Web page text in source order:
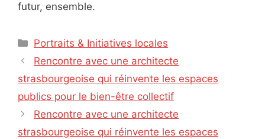
futur, ensemble.
Catégories
Portraits & Initiatives locales
Rencontre avec une architecte
strasbourgeoise qui réinvente les espaces
publics pour le bien-être collectif
Rencontre avec une architecte
strasbourgeoise qui réinvente les espaces